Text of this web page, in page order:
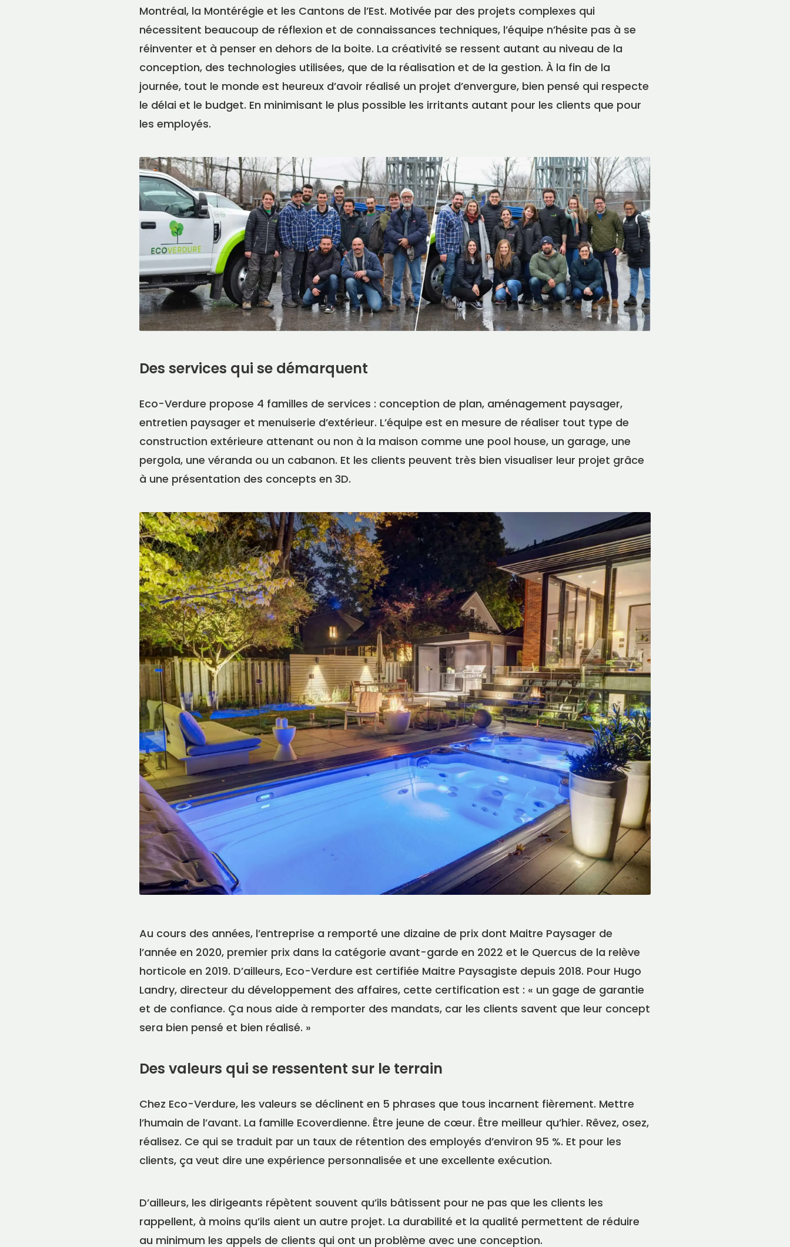
Montréal, la Montérégie et les Cantons de l’Est. Motivée par des projets complexes qui
nécessitent beaucoup de réflexion et de connaissances techniques, l’équipe n’hésite pas à se
réinventer et à penser en dehors de la boite. La créativité se ressent autant au niveau de la
conception, des technologies utilisées, que de la réalisation et de la gestion. À la fin de la
journée, tout le monde est heureux d’avoir réalisé un projet d’envergure, bien pensé qui respecte
le délai et le budget. En minimisant le plus possible les irritants autant pour les clients que pour
les employés.
Des services qui se démarquent
Eco-Verdure propose 4 familles de services : conception de plan, aménagement paysager,
entretien paysager et menuiserie d’extérieur. L’équipe est en mesure de réaliser tout type de
construction extérieure attenant ou non à la maison comme une pool house, un garage, une
pergola, une véranda ou un cabanon. Et les clients peuvent très bien visualiser leur projet grâce
à une présentation des concepts en 3D.
Au cours des années, l’entreprise a remporté une dizaine de prix dont Maitre Paysager de
l’année en 2020, premier prix dans la catégorie avant-garde en 2022 et le Quercus de la relève
horticole en 2019. D’ailleurs, Eco-Verdure est certifiée Maitre Paysagiste depuis 2018. Pour Hugo
Landry, directeur du développement des affaires, cette certification est : « un gage de garantie
et de confiance. Ça nous aide à remporter des mandats, car les clients savent que leur concept
sera bien pensé et bien réalisé. »
Des valeurs qui se ressentent sur le terrain
Chez Eco-Verdure, les valeurs se déclinent en 5 phrases que tous incarnent fièrement. Mettre
l’humain de l’avant. La famille Ecoverdienne. Être jeune de cœur. Être meilleur qu’hier. Rêvez, osez,
réalisez. Ce qui se traduit par un taux de rétention des employés d’environ 95 %. Et pour les
clients, ça veut dire une expérience personnalisée et une excellente exécution.
D’ailleurs, les dirigeants répètent souvent qu’ils bâtissent pour ne pas que les clients les
rappellent, à moins qu’ils aient un autre projet. La durabilité et la qualité permettent de réduire
au minimum les appels de clients qui ont un problème avec une conception.